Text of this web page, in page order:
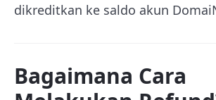
dikreditkan ke saldo akun
Bagaimana Cara